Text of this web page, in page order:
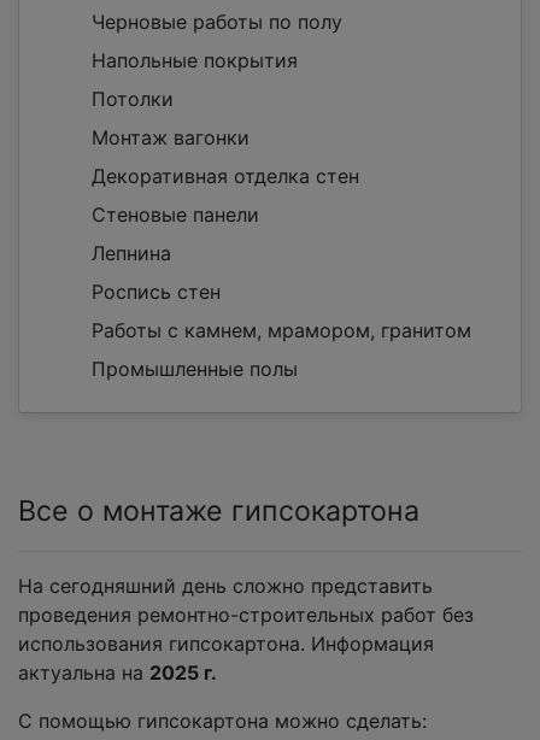
Черновые работы по полу
Напольные покрытия
Потолки
Монтаж вагонки
Декоративная отделка стен
Стеновые панели
Лепнина
Роспись стен
Работы с камнем, мрамором, гранитом
Промышленные полы
Все о монтаже гипсокартона
На сегодняшний день сложно представить
проведения ремонтно-строительных работ без
использования гипсокартона. Информация
актуальна на 2025 г.
С помощью гипсокартона можно сделать: